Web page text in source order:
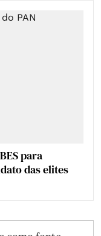
para
das elites